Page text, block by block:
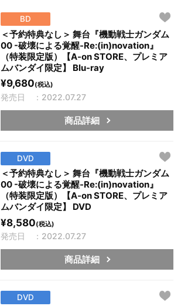
BD
＜予約特典なし＞ 舞台『機動戦士ガンダム
00 -破壊による覚醒-Re:(in)novation』
（特装限定版）【A-on STORE、プレミア
ムバンダイ限定】 Blu-ray
¥9,680(税込)
発売日 ：2022.07.27
商品詳細
DVD
＜予約特典なし＞ 舞台『機動戦士ガンダム
00 -破壊による覚醒-Re:(in)novation』
（特装限定版）【A-on STORE、プレミア
ムバンダイ限定】 DVD
¥8,580(税込)
発売日 ：2022.07.27
商品詳細
DVD